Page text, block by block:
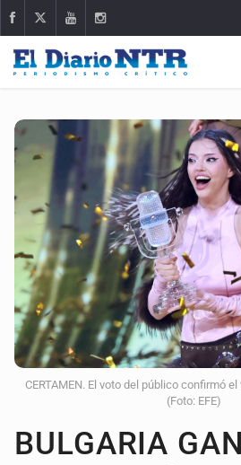
CERTAMEN. El voto del público confirmó
(Foto: EFE)
BULGARIA